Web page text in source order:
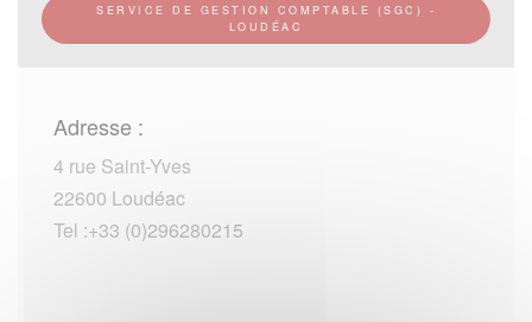
SERVICE DE GESTION COMPTABLE (SGC) -
LOUDÉAC
Adresse :
4 rue Saint-Yves
22600 Loudéac
Tel :+33 (0)296280215